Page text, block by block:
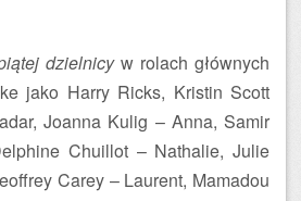
dzielnicyw rolach głównych
jako Harry Ricks, Kristin Scott
Joanna Kulig – Anna, Samir
Chuillot – Nathalie, Julie
Carey – Laurent, Mamadou